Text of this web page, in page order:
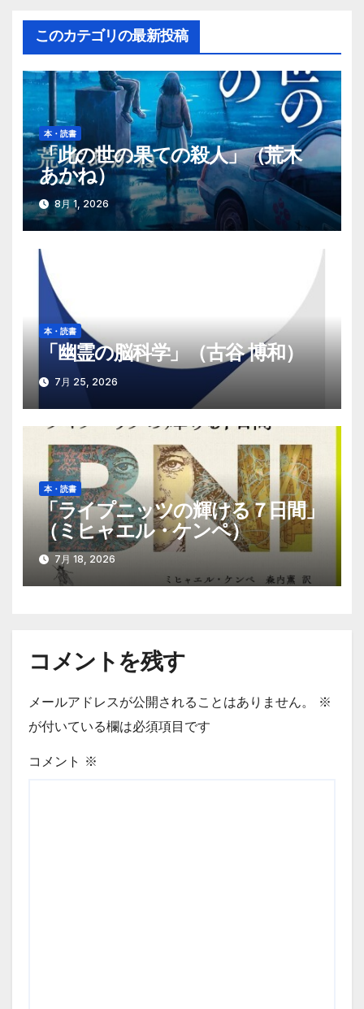
ビ
ゲ
ー
シ
ョ
ン
このカテゴリの最新投稿
本・読書
「此の世の果ての殺人」（荒木
あかね）
8月 1, 2026
本・読書
「幽霊の脳科学」（古谷 博和）
7月 25, 2026
本・読書
「ライプニッツの輝ける７日間」
（ミヒャエル・ケンペ）
7月 18, 2026
コメントを残す
メールアドレスが公開されることはありません。
※
が付いている欄は必須項目です
コメント ※